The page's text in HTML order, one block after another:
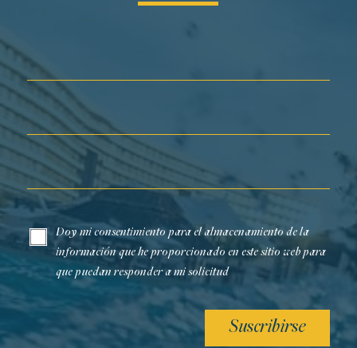
Nombre*
Apellidos*
Correo electrónico*
Doy mi consentimiento para el almacenamiento de la
información que he proporcionado en este sitio web para
que puedan responder a mi solicitud
Suscribirse